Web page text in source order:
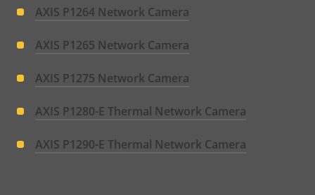
AXIS P1264 Network Camera
AXIS P1265 Network Camera
AXIS P1275 Network Camera
AXIS P1280-E Thermal Network Camera
AXIS P1290-E Thermal Network Camera